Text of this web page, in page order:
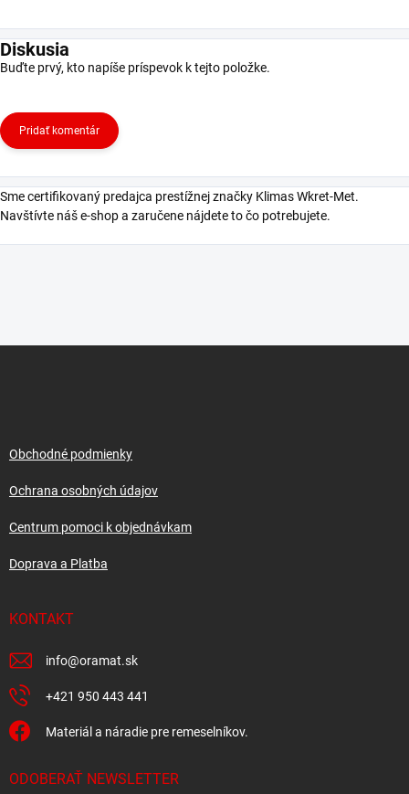
Diskusia
Buďte prvý, kto napíše príspevok k tejto položke.
Pridať komentár
Sme certifikovaný predajca prestížnej značky Klimas Wkret-Met.
Navštívte náš e-shop a zaručene nájdete to čo potrebujete.
Obchodné podmienky
Ochrana osobných údajov
Centrum pomoci k objednávkam
Doprava a Platba
KONTAKT
info@oramat.sk
+421 950 443 441
Materiál a náradie pre remeselníkov.
ODOBERAŤ NEWSLETTER